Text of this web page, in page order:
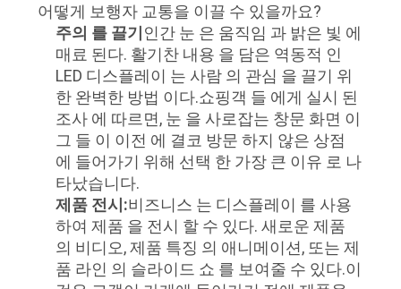
어떻게 보행자 교통을 이끌 수 있을까요?
주의 를 끌기인간 눈 은 움직임 과 밝은 빛 에
매료 된다. 활기찬 내용 을 담은 역동적 인
LED 디스플레이 는 사람 의 관심 을 끌기 위
한 완벽한 방법 이다.쇼핑객 들 에게 실시 된
조사 에 따르면, 눈 을 사로잡는 창문 화면 이
그 들 이 이전 에 결코 방문 하지 않은 상점
에 들어가기 위해 선택 한 가장 큰 이유 로 나
타났습니다.
제품 전시:비즈니스 는 디스플레이 를 사용
하여 제품 을 전시 할 수 있다. 새로운 제품
의 비디오, 제품 특징 의 애니메이션, 또는 제
품 라인 의 슬라이드 쇼 를 보여줄 수 있다.이